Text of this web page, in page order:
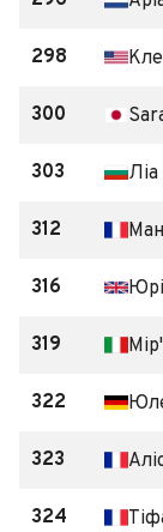
298
300
303
312
316
319
322
323
324